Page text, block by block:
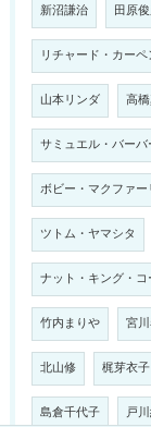
新沼謙治 田原
リチャード・カー
山本リンダ 高
サミュエル・バーバ
ボビー・マクファー
ツトム・ヤマシタ
ナット・キング・
竹内まりや 宮
北山修 梶芽衣子
島倉千代子 戸